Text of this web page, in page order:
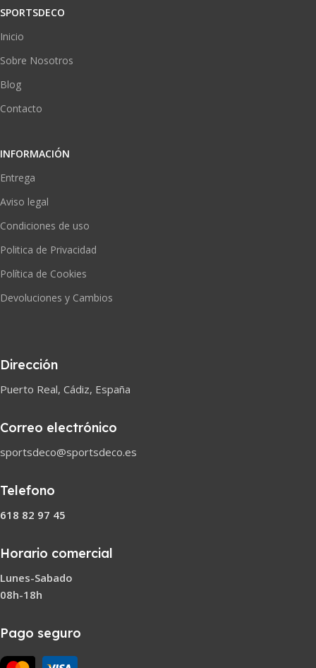
SPORTSDECO
Inicio
Sobre Nosotros
Blog
Contacto
INFORMACIÓN
Entrega
Aviso legal
Condiciones de uso
Politica de Privacidad
Política de Cookies
Devoluciones y Cambios
Dirección
Puerto Real, Cádiz, España
Correo electrónico
sportsdeco@sportsdeco.es
Telefono
618 82 97 45
Horario comercial
Lunes-Sabado
08h-18h
Pago seguro